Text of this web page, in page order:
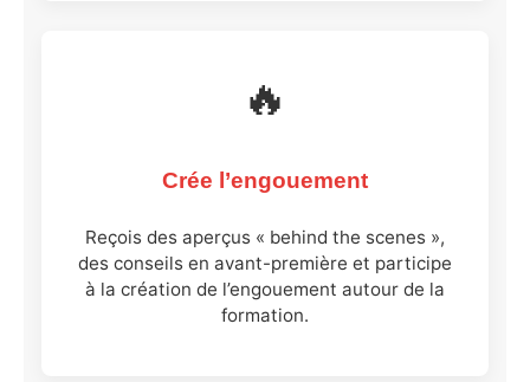
🔥
Crée l’engouement
Reçois des aperçus « behind the scenes »,
des conseils en avant-première et participe
à la création de l’engouement autour de la
formation.